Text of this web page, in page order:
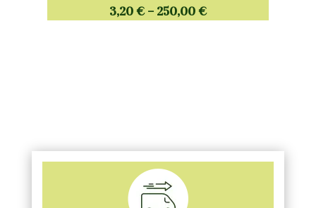
3,20€– 250,00€